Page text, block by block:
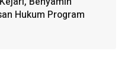
Hukum Program